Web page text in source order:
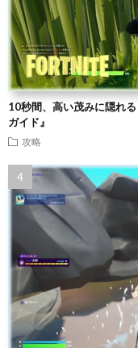
10秒間、高い茂みに隠れ
ガイド』
攻略